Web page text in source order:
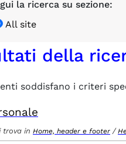
la ricerca su sezione:
All site
della
soddisfano i criteri
trova in Home, header e footer /